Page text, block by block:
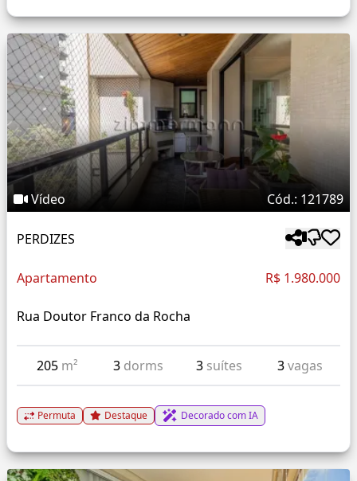
Vídeo Cód.: 121789
PERDIZES
Apartamento R$ 1.980.000
Rua Doutor Franco da Rocha
205 m² 3 dorms 3 suítes 3vagas
Permuta Destaque Decorado com IA